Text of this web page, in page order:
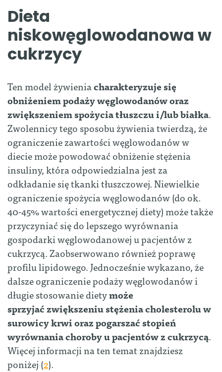
Dieta
niskowęglowodanowa w
cukrzycy
Ten model żywieniacharakteryzuje się
obniżeniem podaży węglowodanów oraz
zwiększeniem spożycia tłuszczu i/lub białka.
Zwolennicy tego sposobu żywienia twierdzą, że
ograniczenie zawartości węglowodanów w
diecie może powodować obniżenie stężenia
insuliny, która odpowiedzialna jest za
odkładanie się tkanki tłuszczowej.Niewielkie
ograniczenie spożycia węglowodanów (do ok.
40-45% wartości energetycznej diety) może także
przyczyniać się do lepszego wyrównania
gospodarki węglowodanowej u pacjentów z
cukrzycą. Zaobserwowano również poprawę
profilu lipidowego. Jednocześnie wykazano, że
dalsze ograniczenie podaży węglowodanów i
długie stosowanie dietymoże
sprzyjać zwiększeniu stężenia cholesterolu w
surowicy krwi oraz pogarszać stopień
wyrównania choroby u pacjentów z cukrzycą.
Więcej informacji na ten temat znajdziesz
poniżej (2).